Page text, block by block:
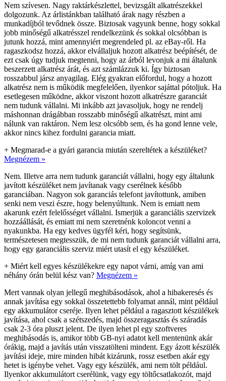
Nem szívesen. Nagy raktárkészlettel, bevizsgált alkatrészekkel
dolgozunk. Az árlistánkban található árak nagy részben a
munkadíjból tevődnek össze. Biztosak vagyunk benne, hogy sokkal
jobb minőségű alkatrésszel rendelkezünk és sokkal olcsóbban is
jutunk hozzá, mint amennyiért megrendeled pl. az eBay-ről. Ha
ragaszkodsz hozzá, akkor elvállaljuk hozott alkatrész beépítését, de
ezt csak úgy tudjuk megtenni, hogy az árból levonjuk a mi általunk
beszerzett alkatrész árát, és azt számlázzuk ki. Így biztosan
rosszabbul jársz anyagilag. Elég gyakran előfordul, hogy a hozott
alkatrész nem is működik megfelelően, ilyenkor sajáttal pótoljuk. Ha
esetlegesen működne, akkor viszont hozott alkatrészre garanciát
nem tudunk vállalni. Mi inkább azt javasoljuk, hogy ne rendelj
máshonnan drágábban rosszabb minőségű alkatrészt, mint ami
nálunk van raktáron. Nem lesz olcsóbb sem, és ha gond lenne vele,
akkor nincs kihez fordulni garancia miatt.
+ Megmarad-e a gyári garancia miután szereltétek a készüléket?
Megnézem »
Nem. Illetve arra nem tudunk garanciát vállalni, hogy egy általunk
javított készüléket nem javítanak vagy cserélnek később
garanciában. Nagyon sok garanciás telefont javítottunk, amiben
senki nem veszi észre, hogy belenyúltunk. Nem is emiatt nem
akarunk ezért felelősséget vállalni. Ismerjük a garanciális szervizek
hozzáállását, és emiatt mi nem szeretnénk koloncot venni a
nyakunkba. Ha egy kedves ügyfél kéri, hogy segítsünk,
természetesen megtesszük, de mi nem tudunk garanciát vállalni arra,
hogy egy garanciális szerviz miért utasít el egy készüléket.
+ Miért kell egyes készülékekre egy napot várni, amíg van ami
néhány órán belül kész van? Megnézem »
Mert vannak olyan jellegű meghibásodások, ahol a hibakeresés és
annak javítása egy sokkal összetettebb folyamat annál, mint például
egy akkumulátor cseréje. Ilyen lehet például a ragasztott készülékek
javítása, ahol csak a szétszedés, majd összeragasztás és száradás
csak 2-3 óra pluszt jelent. De ilyen lehet pl egy szoftveres
meghibásodás is, amikor több GB-nyi adatot kell mentenünk akár
órákig, majd a javítás után visszatölteni mindent. Egy ázott készülék
javítási ideje, mire minden hibát kizárunk, rossz esetben akár egy
hetet is igénybe vehet. Vagy egy készülék, ami nem tölt például.
Ilyenkor akkumulátort cserélünk, vagy egy töltőcsatlakozót, majd